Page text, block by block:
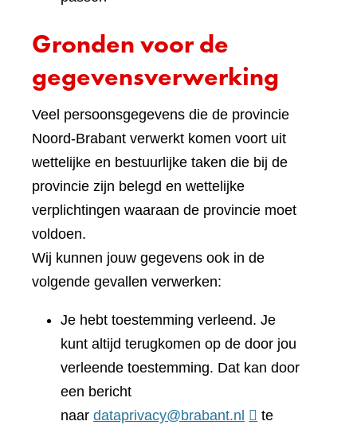
Gronden voor de
gegevensverwerking
Veel persoonsgegevens die de provincie
Noord-Brabant verwerkt komen voort uit
wettelijke en bestuurlijke taken die bij de
provincie zijn belegd en wettelijke
verplichtingen waaraan de provincie moet
voldoen.
Wij kunnen jouw gegevens ook in de
volgende gevallen verwerken:
Je hebt toestemming verleend. Je
kunt altijd terugkomen op de door jou
verleende toestemming. Dat kan door
een bericht
naar dataprivacy@brabant.nl
te